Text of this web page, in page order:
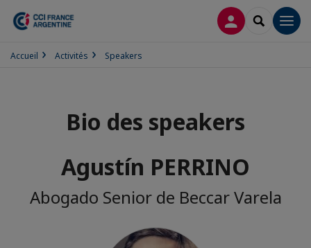
CONNEXION
Accueil Activités Speakers
Bio des speakers
Agustín PERRINO
Abogado Senior de Beccar Varela